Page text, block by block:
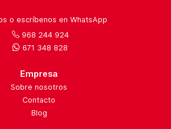
o escríbenos en WhatsApp
968 244 924
671 348 828
Empresa
Sobre nosotros
Contacto
Blog